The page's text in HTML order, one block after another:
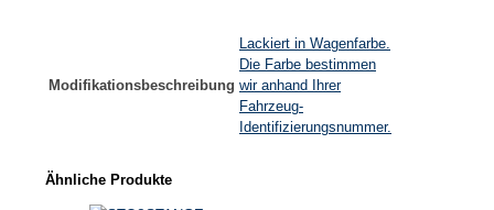
Modifikationsbeschreibung
Lackiert in Wagenfarbe.
Die Farbe bestimmen
wir anhand Ihrer
Fahrzeug-
Identifizierungsnummer.
Ähnliche Produkte